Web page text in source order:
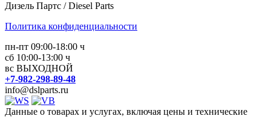
Дизель Партс / Diesel Parts
Политика конфиденциальности
пн-пт 09:00-18:00 ч
сб 10:00-13:00 ч
вс ВЫХОДНОЙ
+7-982-298-89-48
info@dslparts.ru
Данные о товарах и услугах, включая цены и технические